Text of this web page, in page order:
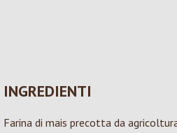
INGREDIENTI
Farina di mais precotta da